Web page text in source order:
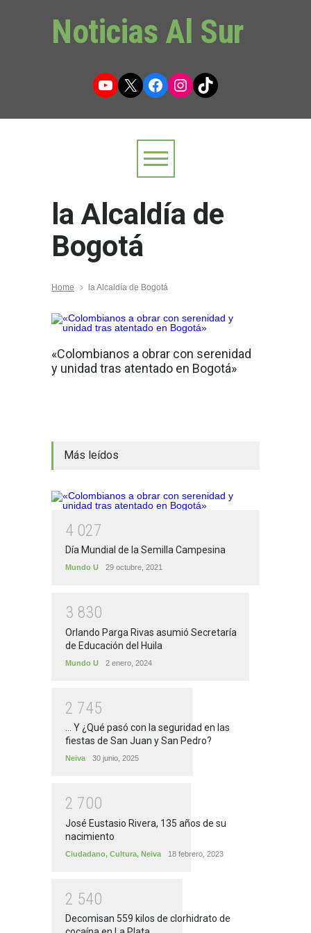
Noticias Al Sur
YouTube
X Facebook
Instagram
TikTok
la Alcaldía de
Bogotá
Home la Alcaldía de Bogotá
«Colombianos a obrar con serenidad
y unidad tras atentado en Bogotá»
Más leídos
4 027
Día Mundial de la Semilla Campesina
Mundo U 29 octubre, 2021
3 830
Orlando Parga Rivas asumió Secretaría
de Educación del Huila
Mundo U 2 enero, 2024
2 745
... Y ¿Qué pasó con la seguridad en las
fiestas de San Juan y San Pedro?
Neiva 30 junio, 2025
2 700
José Eustasio Rivera, 135 años de su
nacimiento
Ciudadano, Cultura, Neiva 18 febrero, 2023
2 540
Decomisan 559 kilos de clorhidrato de